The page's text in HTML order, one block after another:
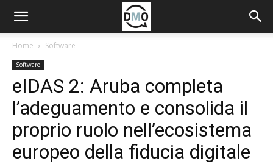
Home Software
Software
eIDAS 2: Aruba completa
l’adeguamento e consolida il
proprio ruolo nell’ecosistema
europeo della fiducia digitale